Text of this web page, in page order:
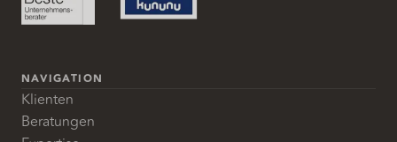
NAVIGATION
Klienten
Beratungen